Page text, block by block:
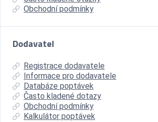
Obchodní podmínky
Dodavatel
Registrace dodavatele
Informace pro dodavatele
Databáze poptávek
Často kladené dotazy
Obchodní podmínky
Kalkulátor poptávek